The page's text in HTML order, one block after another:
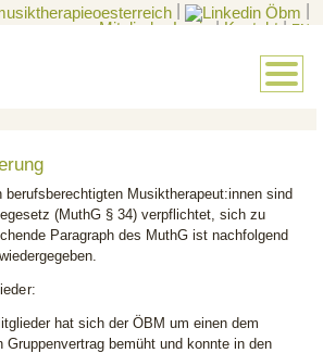
Mitglieder-Login
| Kontakt | EN
berufsberechtigten Musiktherapeut:innen sind
(MuthG § 34) verpflichtet, sich zu
Paragraph des MuthG ist nachfolgend
hat sich der ÖBM um einen dem
Gruppenvertrag bemüht und konnte in den